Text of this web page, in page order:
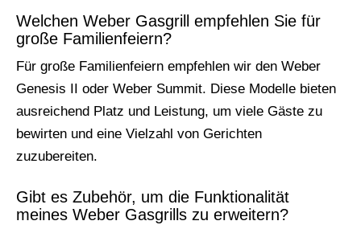
Welchen Weber Gasgrill empfehlen Sie für
große Familienfeiern?
Für große Familienfeiern empfehlen wir den Weber
Genesis II oder Weber Summit. Diese Modelle bieten
ausreichend Platz und Leistung, um viele Gäste zu
bewirten und eine Vielzahl von Gerichten
zuzubereiten.
Gibt es Zubehör, um die Funktionalität
meines Weber Gasgrills zu erweitern?